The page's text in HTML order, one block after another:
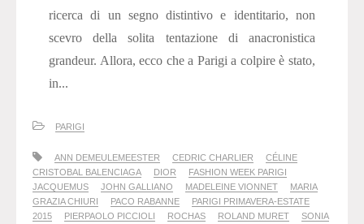
ricerca di un segno distintivo e identitario, non
scevro della solita tentazione di anacronistica
grandeur. Allora, ecco che a Parigi a colpire è stato,
in...
PARIGI
ANN DEMEULEMEESTER CEDRIC CHARLIER
CÉLINE
CRISTOBAL BALENCIAGA
DIOR
FASHION WEEK PARIGI
JACQUEMUS
JOHN GALLIANO MADELEINE VIONNET
MARIA
GRAZIA CHIURI
PACO RABANNE
PARIGI PRIMAVERA-ESTATE
2015
PIERPAOLO PICCIOLI ROCHAS ROLAND MURET
SONIA